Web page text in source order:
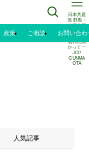
日本共産
党 群馬・
太田市議
水野正己
のブログ |
明日に向
かって ー
JCP
GUNMA
OTA
政策 ご相談 お問い合わ
人気記事